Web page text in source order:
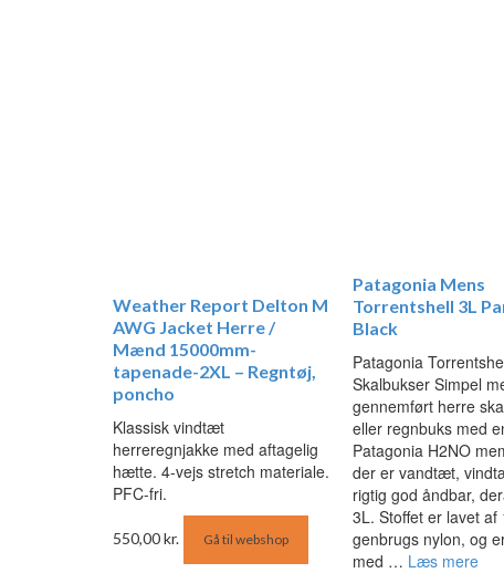
Weather Report Delton M
AWG Jacket Herre /
Mænd 15000mm-
tapenade-2XL – Regntøj,
poncho
Klassisk vindtæt
herreregnjakke med aftagelig
hætte. 4-vejs stretch materiale.
PFC-fri.
550,00kr. Gå til webshop
Patagonia Mens
Torrentshell 3L
Black
Patagonia
Skalbukser Simpel
gennemført herre
eller regnbuks med
Patagonia H2NO
der er vandtæt,
rigtig god åndbar,
3L. Stoffet er lavet af
genbrugs nylon, og
med … Læs mere